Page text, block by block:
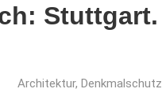
Architektur,